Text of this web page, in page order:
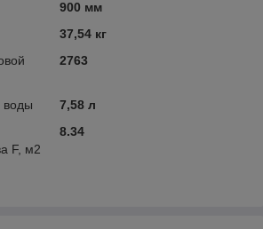
900 мм
37,54 кг
2763
7,58 л
F, м2
8.34